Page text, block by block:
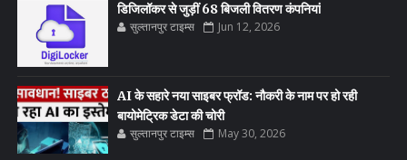
डिजिलॉकर से जुड़ीं 68 बिजली वितरण कंपनियां
सुल्तानपुर टाइम्स Jun 12, 2026
AI के सहारे नया साइबर फ्रॉड: नौकरी के नाम पर हो रही
बायोमेट्रिक डेटा की चोरी
सुल्तानपुर टाइम्स May 30, 2026